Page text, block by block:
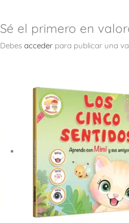
Sé el primero en
Debes acceder para publicar una